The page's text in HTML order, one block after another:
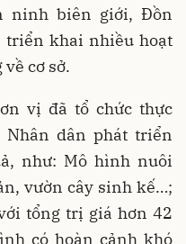
ninh biên giới, Đồn
triển khai nhiều hoạt
cơ sở.
vị đã tổ chức thực
dân phát triển
như: Mô hình nuôi
vườn cây sinh kế…;
tổng trị giá hơn 42
có hoàn cảnh khó